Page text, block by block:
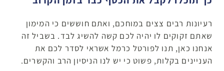
רעיונות רבים צצים במוחכם, ואתם חוששים כי המימון
שאתם זקוקים לו יהיה לכם קשה להשיג לבד. בשביל זה
אנחנו כאן, תנו לפורטל כרמל אשראי לסדר לכם את
העניינים בקלות, פשוט כי יש לנו הניסיון הרב והקשרים.